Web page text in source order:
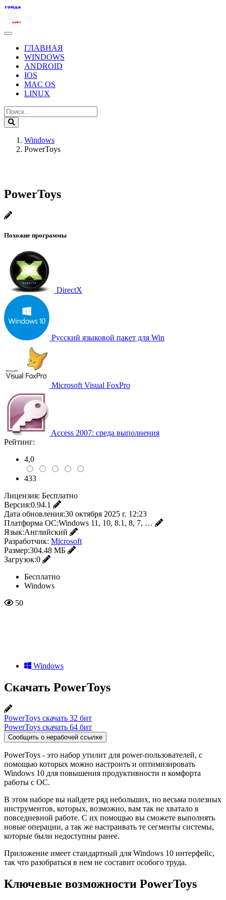
ГЛАВНАЯ
WINDOWS
ANDROID
IOS
MAC OS
LINUX
Windows
PowerToys
PowerToys
Похожие программы
DirectX
Русский языковой пакет для Win
Microsoft Visual FoxPro
Access 2007: среда выполнения
Рейтинг:
4,0
433
Лицензия: Бесплатно
Версия:0.94.1
Дата обновления:30 октября 2025 г. 12:23
Платформа ОС:Windows 11, 10, 8.1, 8, 7, …
Язык:Английский
Разработчик: Microsoft
Размер:304.48 МБ
Загрузок:0
Бесплатно
Windows
50
Windows
Скачать PowerToys
PowerToys скачать 32 бит
PowerToys скачать 64 бит
Сообщить о нерабочей ссылке
PowerToys - это набор утилит для power-пользователей, с
помощью которых можно настроить и оптимизировать
Windows 10 для повышения продуктивности и комфорта
работы с ОС.
В этом наборе вы найдете ряд небольших, но весьма полезных
инструментов, которых, возможно, вам так не хватало в
повседневной работе. С их помощью вы сможете выполнять
новые операции, а так же настраивать те сегменты системы,
которые были недоступны ранее.
Приложение имеет стандартный для Windows 10 интерфейс,
так что разобраться в нем не составит особого труда.
Ключевые возможности PowerToys